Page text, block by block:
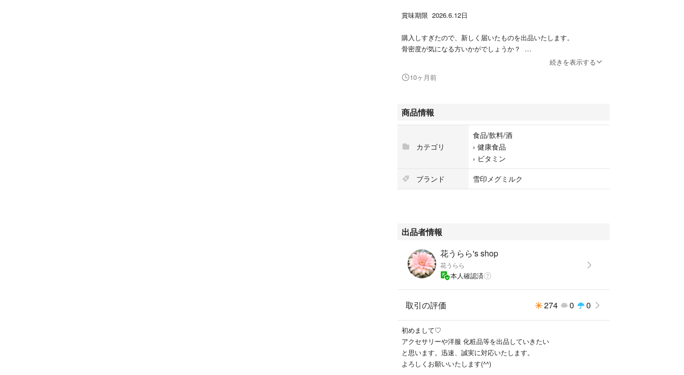
賞味期限 2026.6.12日
購入しすぎたので、新しく届いたものを出品いたします。
骨密度が気になる方いかがでしょうか？
続きを表示する
10ヶ月前
商品情報
カテゴリ
食品/飲料/酒
› 健康食品
› ビタミン
ブランド
雪印メグミルク
出品者情報
花うらら's shop
花うらら
本人確認済
取引の評価 274 0 0
初めまして♡
アクセサリーや洋服 化粧品等を出品していきたい
と思います。迅速、誠実に対応いたします。
よろしくお願いいたします(^^)